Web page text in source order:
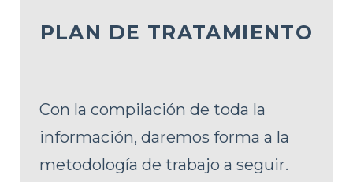
PLAN DE TRATAMIENTO
Con la compilación de toda la
información, daremos forma a la
metodología de trabajo a seguir.